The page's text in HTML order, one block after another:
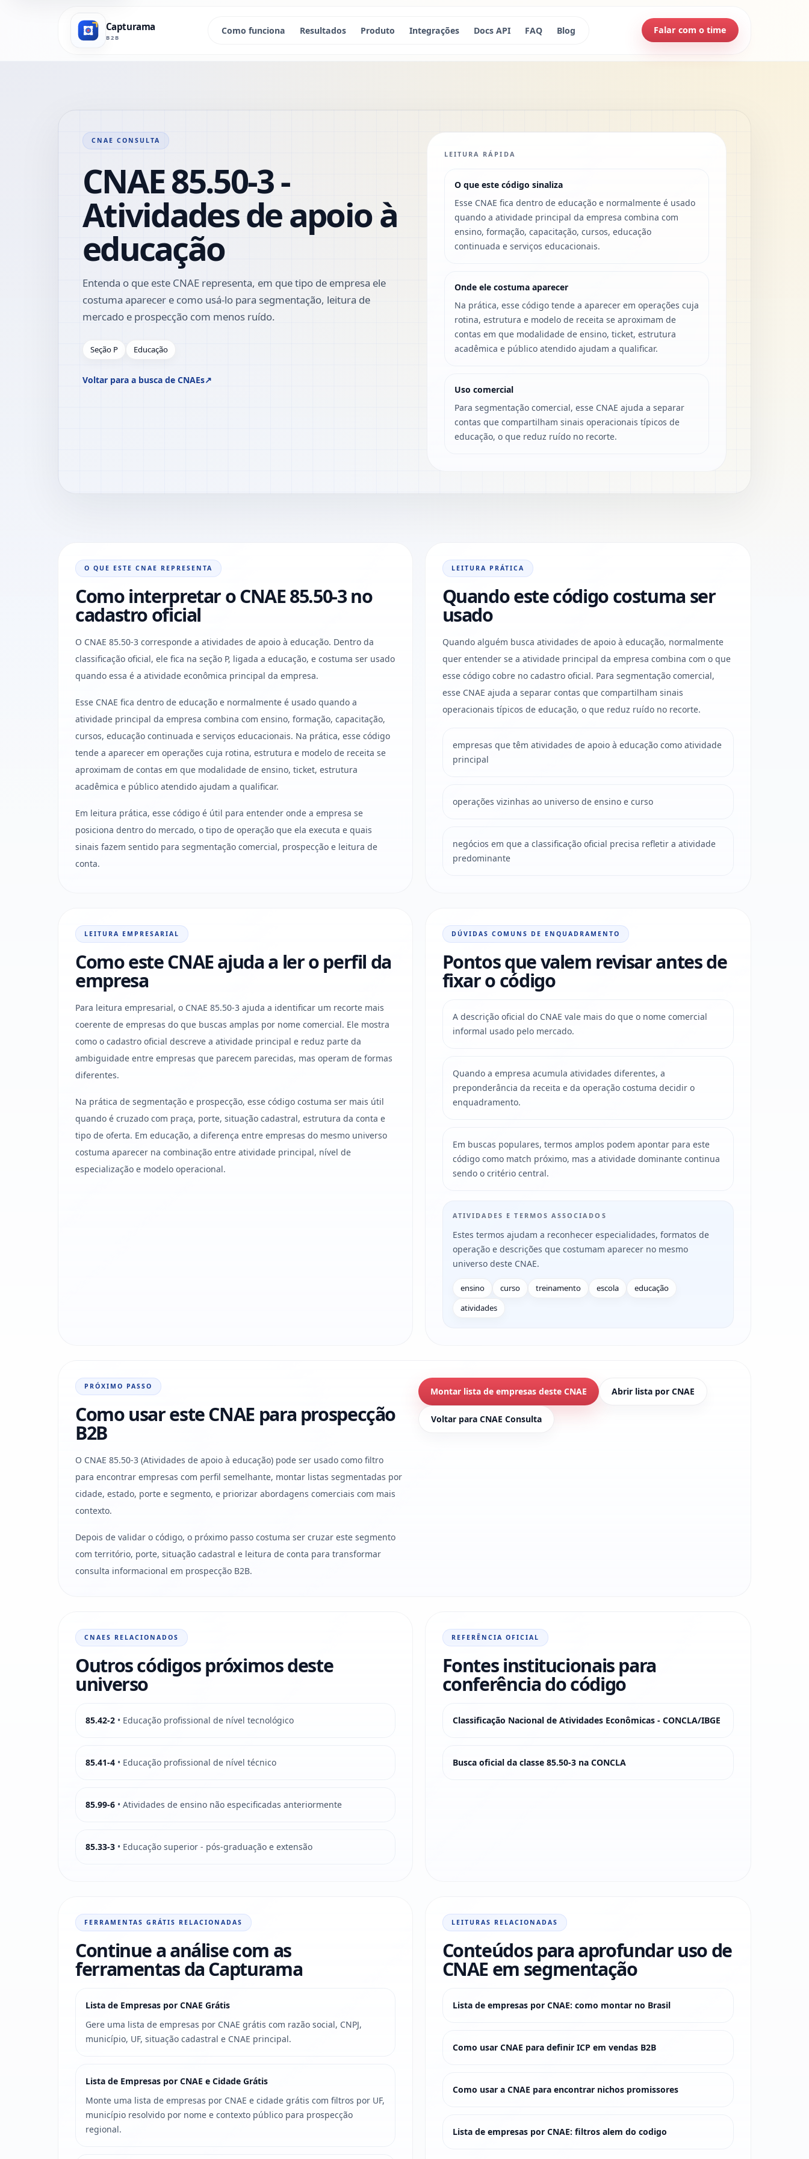
Capturama
B2B
Como funciona Resultados Produto Integrações Docs API FAQ Blog Falar com o time
CNAE CONSULTA
CNAE 85.50-3 -
Atividades de apoio à
educação
Entenda o que este CNAE representa, em que tipo de empresa ele
costuma aparecer e como usá-lo para segmentação, leitura de
mercado e prospecção com menos ruído.
Seção P Educação
Voltar para a busca de CNAEs↗
LEITURA RÁPIDA
O que este código sinaliza
Esse CNAE fica dentro de educação e normalmente é usado
quando a atividade principal da empresa combina com
ensino, formação, capacitação, cursos, educação
continuada e serviços educacionais.
Onde ele costuma aparecer
Na prática, esse código tende a aparecer em operações cuja
rotina, estrutura e modelo de receita se aproximam de
contas em que modalidade de ensino, ticket, estrutura
acadêmica e público atendido ajudam a qualificar.
Uso comercial
Para segmentação comercial, esse CNAE ajuda a separar
contas que compartilham sinais operacionais típicos de
educação, o que reduz ruído no recorte.
O QUE ESTE CNAE REPRESENTA
Como interpretar o CNAE 85.50-3 no
cadastro oficial
O CNAE 85.50-3 corresponde a atividades de apoio à educação. Dentro da
classificação oficial, ele fica na seção P, ligada a educação, e costuma ser usado
quando essa é a atividade econômica principal da empresa.
Esse CNAE fica dentro de educação e normalmente é usado quando a
atividade principal da empresa combina com ensino, formação, capacitação,
cursos, educação continuada e serviços educacionais. Na prática, esse código
tende a aparecer em operações cuja rotina, estrutura e modelo de receita se
aproximam de contas em que modalidade de ensino, ticket, estrutura
acadêmica e público atendido ajudam a qualificar.
Em leitura prática, esse código é útil para entender onde a empresa se
posiciona dentro do mercado, o tipo de operação que ela executa e quais
sinais fazem sentido para segmentação comercial, prospecção e leitura de
conta.
LEITURA PRÁTICA
Quando este código costuma ser
usado
Quando alguém busca atividades de apoio à educação, normalmente
quer entender se a atividade principal da empresa combina com o que
esse código cobre no cadastro oficial. Para segmentação comercial,
esse CNAE ajuda a separar contas que compartilham sinais
operacionais típicos de educação, o que reduz ruído no recorte.
empresas que têm atividades de apoio à educação como atividade
principal
operações vizinhas ao universo de ensino e curso
negócios em que a classificação oficial precisa refletir a atividade
predominante
LEITURA EMPRESARIAL
Como este CNAE ajuda a ler o perfil da
empresa
Para leitura empresarial, o CNAE 85.50-3 ajuda a identificar um recorte mais
coerente de empresas do que buscas amplas por nome comercial. Ele mostra
como o cadastro oficial descreve a atividade principal e reduz parte da
ambiguidade entre empresas que parecem parecidas, mas operam de formas
diferentes.
Na prática de segmentação e prospecção, esse código costuma ser mais útil
quando é cruzado com praça, porte, situação cadastral, estrutura da conta e
tipo de oferta. Em educação, a diferença entre empresas do mesmo universo
costuma aparecer na combinação entre atividade principal, nível de
especialização e modelo operacional.
DÚVIDAS COMUNS DE ENQUADRAMENTO
Pontos que valem revisar antes de
fixar o código
A descrição oficial do CNAE vale mais do que o nome comercial
informal usado pelo mercado.
Quando a empresa acumula atividades diferentes, a
preponderância da receita e da operação costuma decidir o
enquadramento.
Em buscas populares, termos amplos podem apontar para este
código como match próximo, mas a atividade dominante continua
sendo o critério central.
ATIVIDADES E TERMOS ASSOCIADOS
Estes termos ajudam a reconhecer especialidades, formatos de
operação e descrições que costumam aparecer no mesmo
universo deste CNAE.
ensino curso treinamento escola
educação
atividades
PRÓXIMO PASSO
Como usar este CNAE para prospecção
B2B
O CNAE 85.50-3 (Atividades de apoio à educação) pode ser usado como filtro
para encontrar empresas com perfil semelhante, montar listas segmentadas por
cidade, estado, porte e segmento, e priorizar abordagens comerciais com mais
contexto.
Depois de validar o código, o próximo passo costuma ser cruzar este segmento
com território, porte, situação cadastral e leitura de conta para transformar
consulta informacional em prospecção B2B.
Montar lista de empresas deste CNAE Abrir lista por CNAE
Voltar para CNAE Consulta
CNAES RELACIONADOS
Outros códigos próximos deste
universo
85.42-2 • Educação profissional de nível tecnológico
85.41-4 • Educação profissional de nível técnico
85.99-6 • Atividades de ensino não especificadas anteriormente
85.33-3 • Educação superior - pós-graduação e extensão
REFERÊNCIA OFICIAL
Fontes institucionais para
conferência do código
Classificação Nacional de Atividades Econômicas - CONCLA/IBGE
Busca oficial da classe 85.50-3 na CONCLA
FERRAMENTAS GRÁTIS RELACIONADAS
Continue a análise com as
ferramentas da Capturama
Lista de Empresas por CNAE Grátis
Gere uma lista de empresas por CNAE grátis com razão social, CNPJ,
município, UF, situação cadastral e CNAE principal.
Lista de Empresas por CNAE e Cidade Grátis
Monte uma lista de empresas por CNAE e cidade grátis com filtros por UF,
município resolvido por nome e contexto público para prospecção
regional.
LEITURAS RELACIONADAS
Conteúdos para aprofundar uso de
CNAE em segmentação
Lista de empresas por CNAE: como montar no Brasil
Como usar CNAE para definir ICP em vendas B2B
Como usar a CNAE para encontrar nichos promissores
Lista de empresas por CNAE: filtros alem do codigo